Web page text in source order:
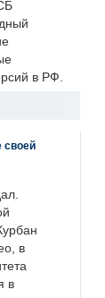
в РФ.
своей
в
в